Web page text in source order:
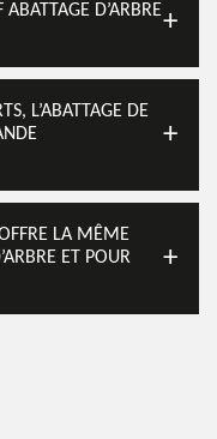
ABATTAGE D’ARBRE
L’ABATTAGE DE
LA MÊME
ET POUR